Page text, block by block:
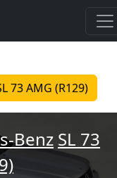
73 AMG (R129)
Benz SL 73